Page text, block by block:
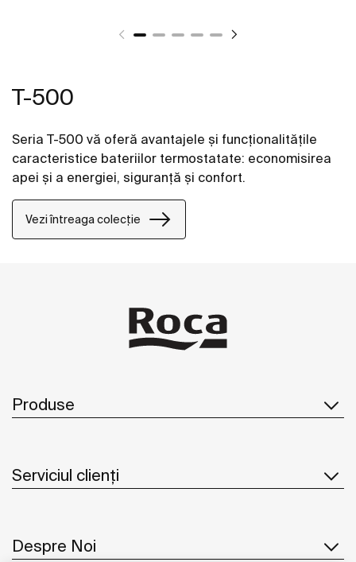
T-500
Seria T-500 vă oferă avantajele și funcționalitățile
caracteristice bateriilor termostatate: economisirea
apei și a energiei, siguranță și confort.
Vezi întreaga colecție
Produse
Serviciul clienți
Despre Noi